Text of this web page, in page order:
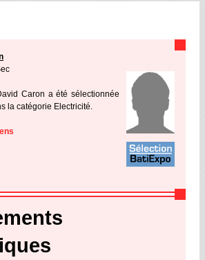
Caron a été sélectionnée
la catégorie Electricité.